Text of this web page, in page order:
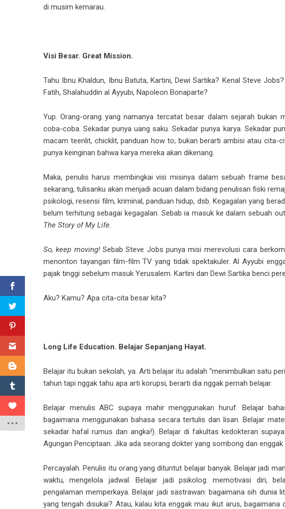
di musim kemarau.
Visi Besar. Great Mission.
Tahu Ibnu Khaldun, Ibnu Batuta, Kartini, Dewi Sartika? Kenal Steve
Fatih, Shalahuddin al Ayyubi, Napoleon Bonaparte?
Yup. Orang-orang yang namanya tercatat besar dalam sejarah bukan
coba-coba. Sekadar punya uang saku. Sekadar punya karya. Sekadar
macam teenlit, chicklit, panduan how to; bukan berarti ambisi atau cita-
punya keinginan bahwa karya mereka akan dikenang.
Maka, penulis harus membingkai visi misinya dalam sebuah frame
sekarang, tulisanku akan menjadi acuan dalam bidang penulisan fiski
psikologi, resensi film, kriminal, panduan hidup, dsb. Kegagalan yang
belum terhitung sebagai kegagalan. Sebab ia masuk ke dalam sebuah
The Story of My Life.
So, keep moving!Sebab Steve Jobs punya misi merevolusi cara
menonton tayangan film-film TV yang tidak spektakuler. Al Ayyubi
pajak tinggi sebelum masuk Yerusalem. Kartini dan Dewi Sartika benci
Aku? Kamu? Apa cita-cita besar kita?
Long Life Education. Belajar Sepanjang Hayat.
Belajar itu bukan sekolah, ya. Arti belajar itu adalah “menimbulkan satu
tahun tapi nggak tahu apa arti korupsi, berarti dia nggak pernah belajar.
Belajar menulis ABC supaya mahir menggunakan huruf. Belajar
bagaimana menggunakan bahasa secara tertulis dan lisan. Belajar
sekadar hafal rumus dan angka!). Belajar di fakultas kedokteran
Agungan Penciptaan. Jika ada seorang dokter yang sombong dan
Percayalah. Penulis itu orang yang dituntut belajar banyak. Belajar jadi
waktu, mengelola jadwal. Belajar jadi psikolog: memotivasi diri,
pengalaman memperkaya. Belajar jadi sastrawan: bagaimana sih dunia
yang tengah disukai? Atau, kalau kita enggak mau ikut arus,